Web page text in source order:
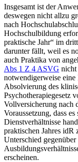
Insgesamt ist der
deswegen nicht allzu
nach
Hochschulbildung
praktische Jahr“ im
darunter fällt, weil es
auch Praktika von
Abs 1 Z 4 ASVG nicht
notwendigerweise
Absolvierung des
Psychotherapiegesetz
Vollversicherung nach
Voraussetzung, dass
Dienstverhältnisse
praktischen Jahres
Unterschied
erscheinen.